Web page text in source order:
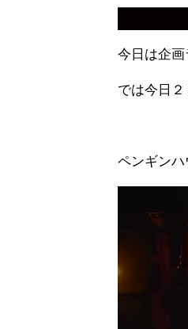
今日は企
では今日
ペンギン